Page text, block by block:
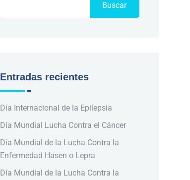
Buscar
Entradas recientes
Día Internacional de la Epilepsia
Día Mundial Lucha Contra el Cáncer
Día Mundial de la Lucha Contra la
Enfermedad Hasen o Lepra
Día Mundial de la Lucha Contra la